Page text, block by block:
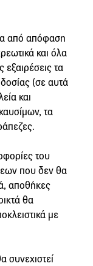
από απόφαση
και όλα
εξαιρέσεις τα
(σε αυτά
και
τα
του
που δεν θα
αποθήκες
θα
με
συνεχιστεί